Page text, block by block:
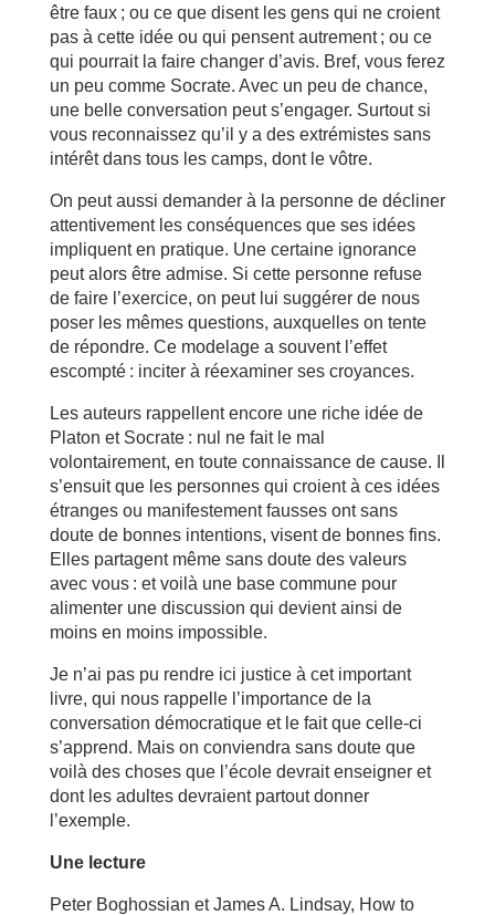
être faux ; ou ce que disent les gens qui ne croient
pas à cette idée ou qui pensent autrement ; ou ce
qui pourrait la faire changer d’avis. Bref, vous ferez
un peu comme Socrate. Avec un peu de chance,
une belle conversation peut s’engager. Surtout si
vous reconnaissez qu’il y a des extrémistes sans
intérêt dans tous les camps, dont le vôtre.
On peut aussi demander à la personne de décliner
attentivement les conséquences que ses idées
impliquent en pratique. Une certaine ignorance
peut alors être admise. Si cette personne refuse
de faire l’exercice, on peut lui suggérer de nous
poser les mêmes questions, auxquelles on tente
de répondre. Ce modelage a souvent l’effet
escompté : inciter à réexaminer ses croyances.
Les auteurs rappellent encore une riche idée de
Platon et Socrate : nul ne fait le mal
volontairement, en toute connaissance de cause. Il
s’ensuit que les personnes qui croient à ces idées
étranges ou manifestement fausses ont sans
doute de bonnes intentions, visent de bonnes fins.
Elles partagent même sans doute des valeurs
avec vous : et voilà une base commune pour
alimenter une discussion qui devient ainsi de
moins en moins impossible.
Je n’ai pas pu rendre ici justice à cet important
livre, qui nous rappelle l’importance de la
conversation démocratique et le fait que celle-ci
s’apprend. Mais on conviendra sans doute que
voilà des choses que l’école devrait enseigner et
dont les adultes devraient partout donner
l’exemple.
Une lecture
Peter Boghossian et James A. Lindsay, How to